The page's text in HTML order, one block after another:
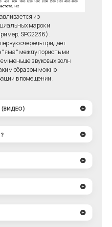
из
марок и
SPG2236).
очередь придает
"яма" между пористыми
меньше звуковых волн
образом можно
в помещении.